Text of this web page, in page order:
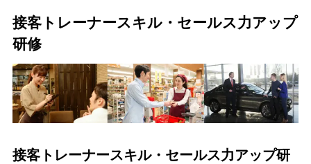
接客トレーナースキル・セールス力アップ
研修
接客トレーナースキル・セールス力アップ研